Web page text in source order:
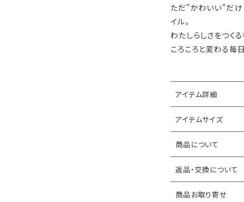
ただ"かわいい"だけ
イル。
わたしらしさをつくる
ころころと変わる毎
アイテム詳細
アイテムサイズ
商品について
返品・交換について
商品お取り寄せ